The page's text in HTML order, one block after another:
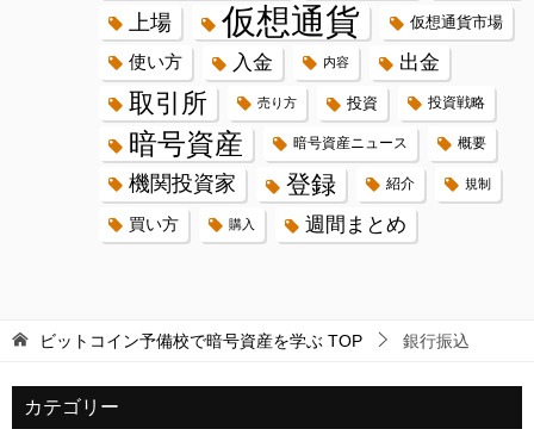
上場 仮想通貨 仮想通貨市場
使い方 入金 内容 出金
取引所 売り方 投資 投資戦略
暗号資産 暗号資産ニュース 概要
機関投資家 登録 紹介 規制
買い方 購入 週間まとめ
ビットコイン予備校で暗号資産を学ぶ TOP 銀行振込
カテゴリー